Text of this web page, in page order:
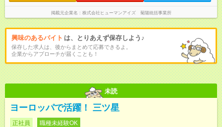
掲載元企業名 株式会社ヒューマンアイズ 菊陽統括事業所
興味のあるバイト は、とりあえず保存しよう♪
保存した求人は、後からまとめて応募できるよ。
企業からアプローチが届くことも！
未読
ヨーロッパで活躍！ 三ツ星
正社員 職種未経験OK